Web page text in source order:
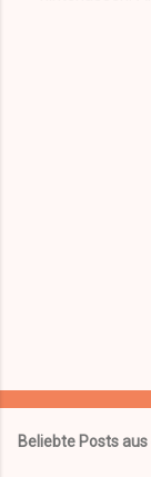
h
n
Beliebte Posts